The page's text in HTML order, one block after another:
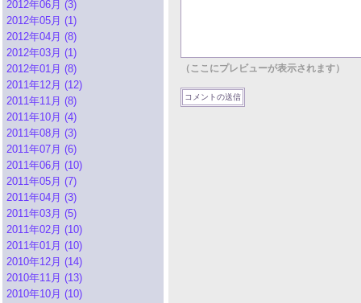
2012年06月 (3)
2012年05月 (1)
2012年04月 (8)
2012年03月 (1)
2012年01月 (8)
2011年12月 (12)
2011年11月 (8)
2011年10月 (4)
2011年08月 (3)
2011年07月 (6)
2011年06月 (10)
2011年05月 (7)
2011年04月 (3)
2011年03月 (5)
2011年02月 (10)
2011年01月 (10)
2010年12月 (14)
2010年11月 (13)
2010年10月 (10)
（ここにプレビューが表示されます）